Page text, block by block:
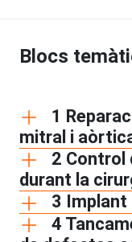
Blocs
1
mitral i
2 Control
durant la
3 Implant
4